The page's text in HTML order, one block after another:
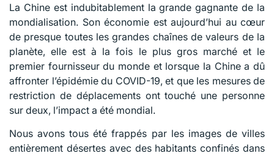
La Chine est indubitablement la grande gagnante de la
mondialisation. Son économie est aujourd’hui au cœur
de presque toutes les grandes chaînes de valeurs de la
planète, elle est à la fois le plus gros marché et le
premier fournisseur du monde et lorsque la Chine a dû
affronter l’épidémie du COVID-19, et que les mesures de
restriction de déplacements ont touché une personne
sur deux, l’impact a été mondial.
Nous avons tous été frappés par les images de villes
entièrement désertes avec des habitants confinés dans